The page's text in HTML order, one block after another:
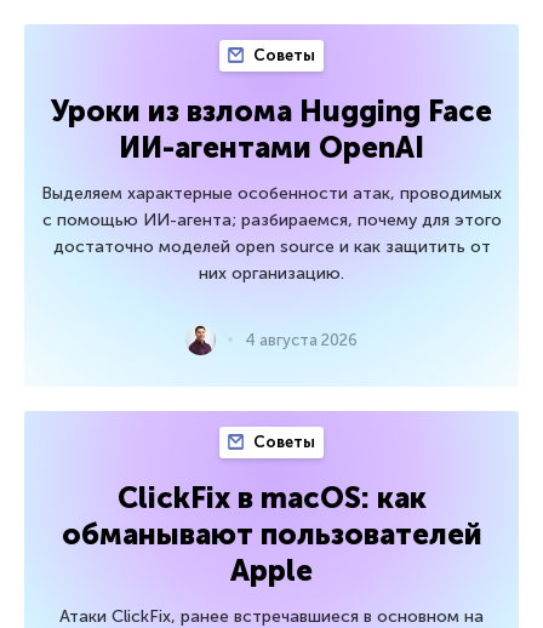
Советы
Уроки из взлома Hugging Face
ИИ-агентами OpenAI
Выделяем характерные особенности атак, проводимых
с помощью ИИ-агента; разбираемся, почему для этого
достаточно моделей open source и как защитить от
них организацию.
4 августа 2026
Советы
ClickFix в macOS: как
обманывают пользователей
Apple
Атаки ClickFix, ранее встречавшиеся в основном на